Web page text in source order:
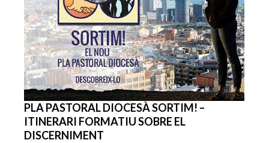
PLA PASTORAL DIOCESÀ SORTIM! –
ITINERARI FORMATIU SOBRE EL
DISCERNIMENT